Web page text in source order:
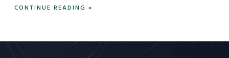
CONTINUE READING »